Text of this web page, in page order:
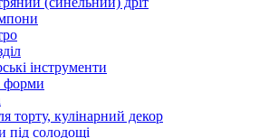
інструменти
форми
торту, кулінарний декор
під солодощі